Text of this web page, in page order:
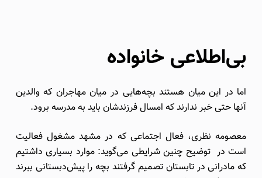
بی‌اطلاعی خانواده
اما در این میان هستند بچه‌هایی در میان مهاجران که والدین
آنها حتی خبر ندارند که امسال فرزندشان باید به مدرسه برود.
معصومه نظری، فعال اجتماعی که در مشهد مشغول فعالیت
است در توضیح چنین شرایطی می‌گوید: موارد بسیاری داشتیم
که مادرانی در تابستان تصمیم گرفتند بچه را پیش‌دبستانی ببرند